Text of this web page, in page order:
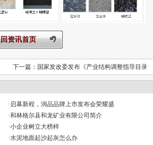
资讯首页
下一篇： 国家发改委发布《产业结构调整指导目录
·启幕新程，润品品牌上市发布会荣耀盛
·和林格尔县和龙矿业有限公司简介
·小企业树立大榜样
·水泥地面起沙起灰怎么办